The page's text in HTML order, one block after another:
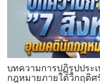
บทความการปฏิรูปประ
กฎหมายภายใต้วิกฤติศ